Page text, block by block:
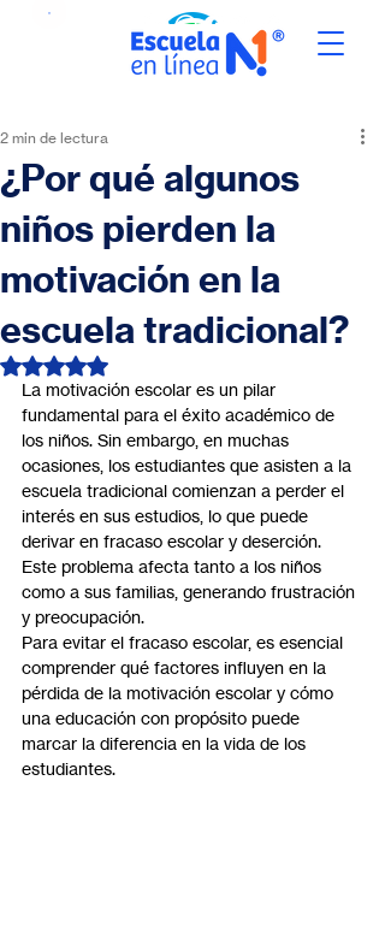
¿Por qué algunos
niños pierden la
motivación en la
escuela tradicional?
2 min de lectura
Obtuvo NaN de 5 estrellas.
La motivación escolar es un pilar
fundamental para el éxito académico de
los niños. Sin embargo, en muchas
ocasiones, los estudiantes que asisten a la
escuela tradicional comienzan a perder el
interés en sus estudios, lo que puede
derivar en fracaso escolar y deserción.
Este problema afecta tanto a los niños
como a sus familias, generando frustración
y preocupación.
Para evitar el fracaso escolar, es esencial
comprender qué factores influyen en la
pérdida de la motivación escolar y cómo
una educación con propósito puede
marcar la diferencia en la vida de los
estudiantes.